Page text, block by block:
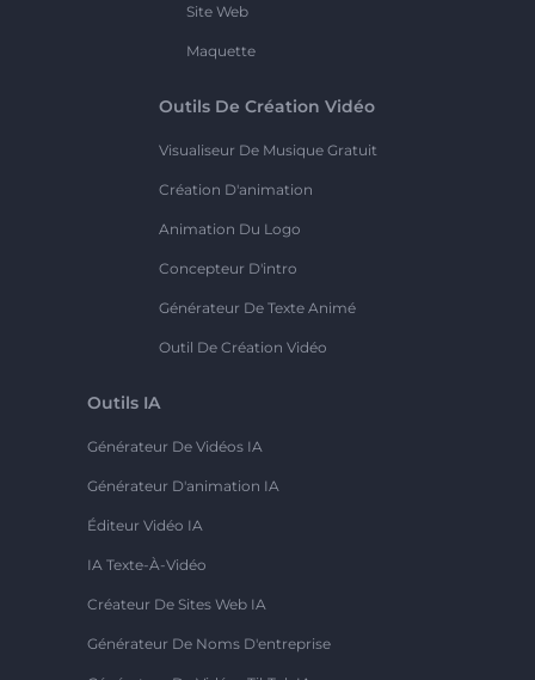
Site Web
Maquette
Outils De Création Vidéo
Visualiseur De Musique Gratuit
Création D'animation
Animation Du Logo
Concepteur D'intro
Générateur De Texte Animé
Outil De Création Vidéo
Outils IA
Générateur De Vidéos IA
Générateur D'animation IA
Éditeur Vidéo IA
IA Texte-À-Vidéo
Créateur De Sites Web IA
Générateur De Noms D'entreprise